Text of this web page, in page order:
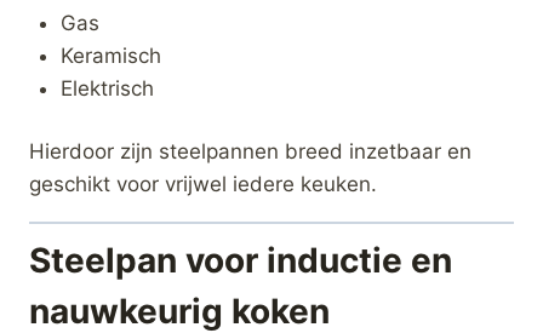
Gas
Keramisch
Elektrisch
Hierdoor zijn steelpannen breed inzetbaar en
geschikt voor vrijwel iedere keuken.
Steelpan voor inductie en
nauwkeurig koken